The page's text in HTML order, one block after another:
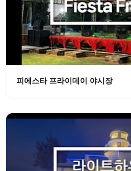
피에스타 프라이데이 야시장